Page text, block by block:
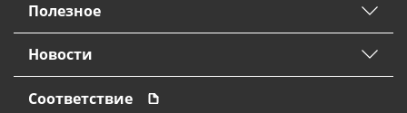
Полезное
Новости
Соответствие